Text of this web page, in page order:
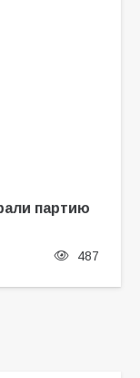
партию
487